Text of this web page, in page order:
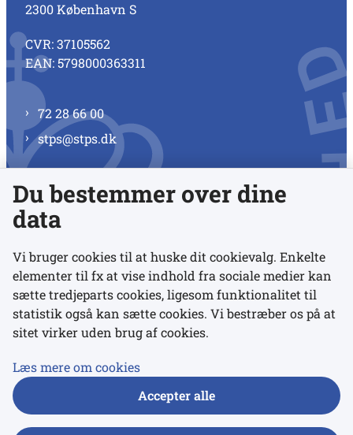
2300 København S
CVR: 37105562
EAN: 5798000363311
72 28 66 00
stps@stps.dk
Se alle kontaktnumre
Links
Udgivelser
Du bestemmer over dine
data
Vi bruger cookies til at huske dit cookievalg. Enkelte
elementer til fx at vise indhold fra sociale medier kan
sætte tredjeparts cookies, ligesom funktionalitet til
statistik også kan sætte cookies. Vi bestræber os på at
sitet virker uden brug af cookies.
Læs mere om cookies
Accepter alle